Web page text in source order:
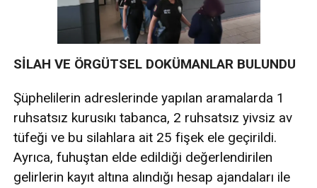
SİLAH VE ÖRGÜTSEL DOKÜMANLAR BULUNDU
Şüphelilerin adreslerinde yapılan aramalarda 1
ruhsatsız kurusıkı tabanca, 2 ruhsatsız yivsiz av
tüfeği ve bu silahlara ait 25 fişek ele geçirildi.
Ayrıca, fuhuştan elde edildiği değerlendirilen
gelirlerin kayıt altına alındığı hesap ajandaları ile